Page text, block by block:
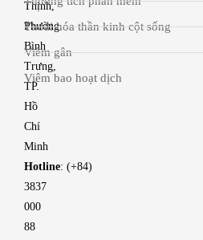
Thịnh,
Phường
Bình
Trưng,
TP.
Hồ
Chí
Minh
Hotline: (+84)
3837
000
88
Thoái hóa thần kinh cột sống
Viêm gân
Viêm bao hoạt dịch